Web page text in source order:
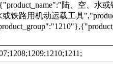
陆、空、水
铁路用机动运载工具